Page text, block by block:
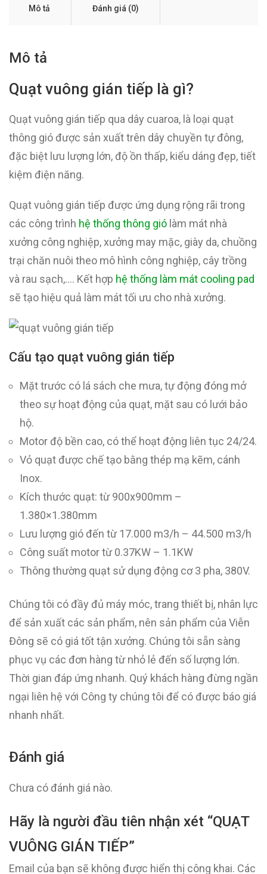
Mô tả Đánh giá (0)
Mô tả
Quạt vuông gián tiếp là gì?
Quạt vuông gián tiếp qua dây cuaroa, là loại quạt
thông gió được sản xuất trên dây chuyền tự đông,
đặc biệt lưu lượng lớn, độ ồn thấp, kiểu dáng đẹp, tiết
kiệm điện năng.
Quạt vuông gián tiếp được ứng dụng rộng rãi trong
các công trình hệ thống thông gió làm mát nhà
xưởng công nghiệp, xưởng may mặc, giày da, chuồng
trại chăn nuôi theo mô hình công nghiệp, cây trồng
và rau sạch,…. Kết hợp hệ thống làm mát cooling pad
sẽ tạo hiệu quả làm mát tối ưu cho nhà xưởng.
Cấu tạo quạt vuông gián tiếp
Mặt trước có lá sách che mưa, tự động đóng mở
theo sự hoạt động của quạt, mặt sau có lưới bảo
hộ.
Motor độ bền cao, có thể hoạt động liên tục 24/24.
Vỏ quạt được chế tạo bằng thép mạ kẽm, cánh
Inox.
Kích thước quạt: từ 900x900mm –
1.380×1.380mm
Lưu lượng gió đến từ 17.000 m3/h – 44.500 m3/h
Công suất motor từ 0.37KW – 1.1KW
Thông thường quạt sử dụng động cơ 3 pha, 380V.
Chúng tôi có đầy đủ máy móc, trang thiết bị, nhân lực
để sản xuất các sản phẩm, nên sản phẩm của Viễn
Đông sẽ có giá tốt tận xưởng. Chúng tôi sẵn sàng
phục vụ các đơn hàng từ nhỏ lẻ đến số lượng lớn.
Thời gian đáp ứng nhanh. Quý khách hàng đừng ngần
ngại liên hệ với Công ty chúng tôi để có được báo giá
nhanh nhất.
Đánh giá
Chưa có đánh giá nào.
Hãy là người đầu tiên nhận xét “QUẠT
VUÔNG GIÁN TIẾP”
Email của bạn sẽ không được hiển thị công khai. Các